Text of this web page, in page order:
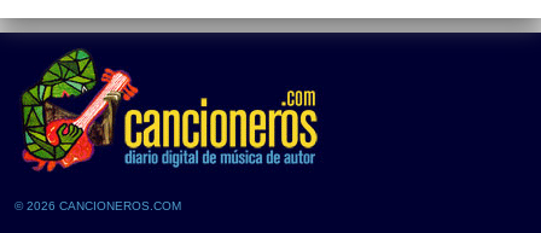
© 2026 CANCIONEROS.COM